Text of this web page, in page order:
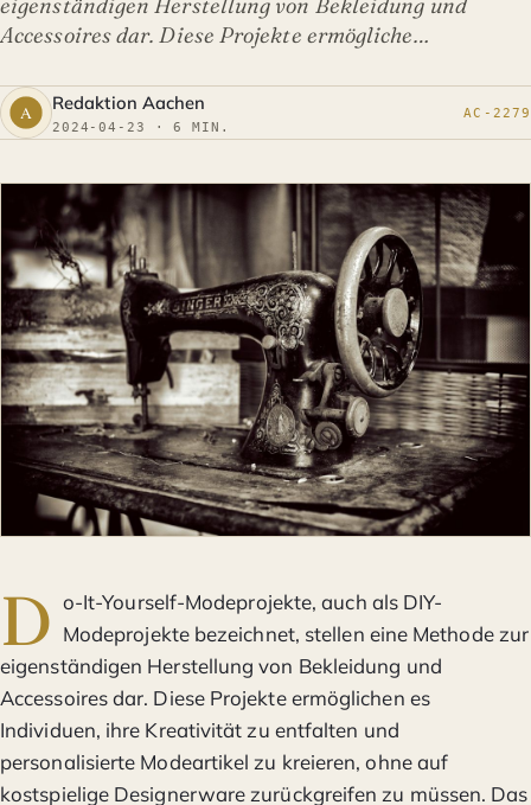
Accessoires dar. Diese Projekte ermögliche…
Redaktion Aachen
2024-04-23 · 6 MIN.
AC-2279
D o-It-Yourself-Modeprojekte, auch als DIY-
Modeprojekte bezeichnet, stellen eine Methode zur
eigenständigen Herstellung von Bekleidung und
Accessoires dar. Diese Projekte ermöglichen es
Individuen, ihre Kreativität zu entfalten und
personalisierte Modeartikel zu kreieren, ohne auf
kostspielige Designerware zurückgreifen zu müssen. Das